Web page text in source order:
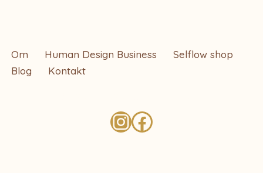
Om Human Design Business
Selflow shop
Blog
Kontakt